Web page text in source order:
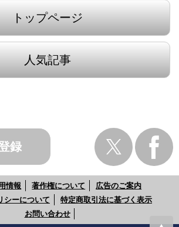
トップページ
人気記事
録
情報 著作権について
広告のご案内
シーについて
特定商取引法に基づく表示
お問い合わせ